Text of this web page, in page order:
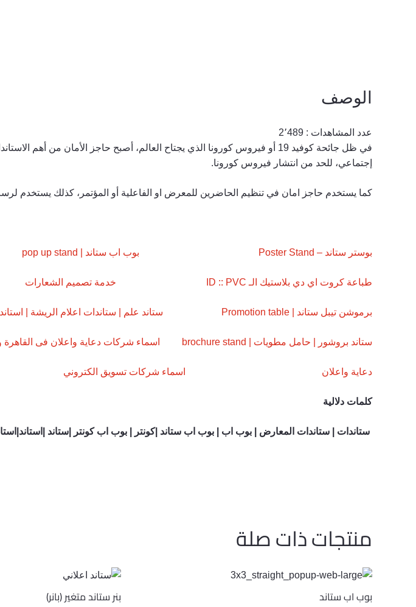
الوصف
عدد المشاهدات : 2٬489
في ظل جائحة كوفيد 19 أو فيروس كورونا الذي يجتاح العالم، أصبح حاجز الأمان
إجتماعي، للحد من انتشار فيروس كورونا.
كما يستخدم حاجز امان في تنظيم الحاضرين للمعرض او الفاعلية أو المؤتمر، كذلك يستخدم
بوستر ستاند – Poster Stand بوب اب ستاند | pop up stand
طباعة كروت اي دي بلاستيك الـ ID :: PVC خدمة تصميم الشعارات
برموشن تيبل ستاند | Promotion table ستاند علم | ستاندات اعلام الريشة |
ستاند بروشور | حامل مطويات | brochure stand اسماء شركات دعاية واعلان فى
دعاية واعلان اسماء شركات تسويق الكتروني
كلمات دلالية
ستاندات | ستاندات المعارض | بوب اب | بوب اب ستاند |كونتر | بوب اب كونتر |ستاند
منتجات ذات صلة
بوب اب ستاند بنر ستاند متغير (بانر)